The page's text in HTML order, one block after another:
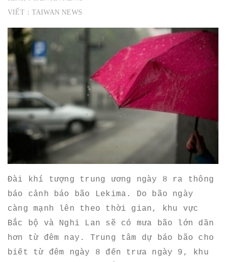
VIẾT：TAIWAN NEWS
Đài khí tượng trung ương ngày 8 ra thông
báo cảnh báo bão Lekima. Do bão ngày
càng mạnh lên theo thời gian, khu vực
Bắc bộ và Nghi Lan sẽ có mưa bão lớn dần
hơn từ đêm nay. Trung tâm dự báo bão cho
biết từ đêm ngày 8 đến trưa ngày 9, khu